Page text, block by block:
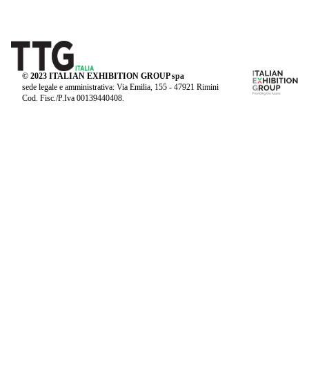
© 2023 ITALIAN EXHIBITION GROUP spa
sede legale e amministrativa: Via Emilia, 155 - 47921 Rimini
Cod. Fisc./P.Iva 00139440408.